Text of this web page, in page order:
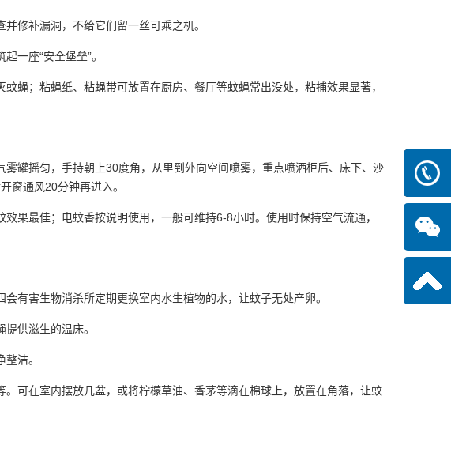
并修补漏洞，不给它们留一丝可乘之机。
一座“安全堡垒”。
蝇；粘蝇纸、粘蝇带可放置在厨房、餐厅等蚊蝇常出没处，粘捕效果显著，
罐摇匀，手持朝上30度角，从里到外向空间喷雾，重点喷洒柜后、床下、沙
窗通风20分钟再进入。
果最佳；电蚊香按说明使用，一般可维持6-8小时。使用时保持空气流通，
有害生物消杀所定期更换室内水生植物的水，让蚊子无处产卵。
供滋生的温床。
洁。
。可在室内摆放几盆，或将柠檬草油、香茅等滴在棉球上，放置在角落，让蚊